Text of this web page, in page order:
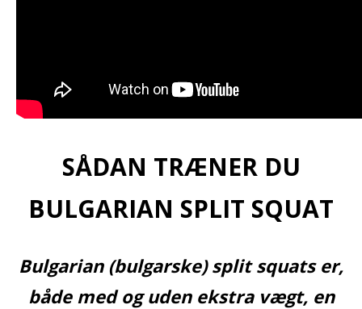
SÅDAN TRÆNER DU
BULGARIAN SPLIT SQUAT
Bulgarian (bulgarske) split squats er,
både med og uden ekstra vægt, en